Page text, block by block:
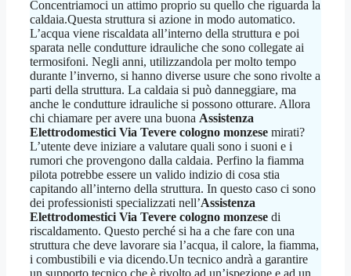
Concentriamoci un attimo proprio su quello che riguarda la
caldaia.Questa struttura si azione in modo automatico.
L’acqua viene riscaldata all’interno della struttura e poi
sparata nelle condutture idrauliche che sono collegate ai
termosifoni. Negli anni, utilizzandola per molto tempo
durante l’inverno, si hanno diverse usure che sono rivolte a
parti della struttura. La caldaia si può danneggiare, ma
anche le condutture idrauliche si possono otturare. Allora
chi chiamare per avere una buona Assistenza
Elettrodomestici Via Tevere cologno monzese mirati?
L’utente deve iniziare a valutare quali sono i suoni e i
rumori che provengono dalla caldaia. Perfino la fiamma
pilota potrebbe essere un valido indizio di cosa stia
capitando all’interno della struttura. In questo caso ci sono
dei professionisti specializzati nell’Assistenza
Elettrodomestici Via Tevere cologno monzese di
riscaldamento. Questo perché si ha a che fare con una
struttura che deve lavorare sia l’acqua, il calore, la fiamma,
i combustibili e via dicendo.Un tecnico andrà a garantire
un supporto tecnico che è rivolto ad un’ispezione e ad un